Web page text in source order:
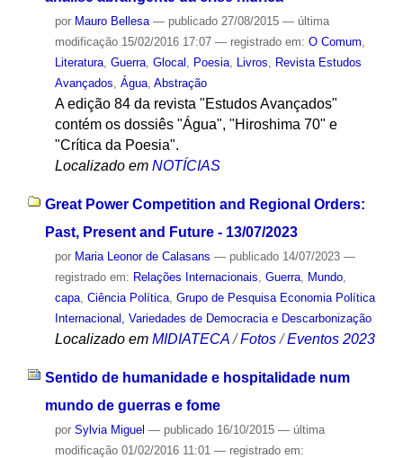
por Mauro Bellesa — publicado27/08/2015 — última
modificação15/02/2016 17:07 — registrado em: O Comum,
Literatura, Guerra, Glocal , Poesia, Livros, Revista Estudos
Avançados, Água, Abstração
A edição 84 da revista "Estudos Avançados"
contém os dossiês "Água", "Hiroshima 70" e
"Crítica da Poesia".
Localizado em NOTÍCIAS
Great Power Competition and Regional Orders:
Past, Present and Future - 13/07/2023
por Maria Leonor de Calasans — publicado14/07/2023 —
registrado em: Relações Internacionais Guerra, Mundo,
capa, Ciência Política, Grupo de Pesquisa Economia Política
Internacional, Variedades de Democracia e Descarbonização
Localizado em MIDIATECA /Fotos /Eventos 2023
Sentido de humanidade e hospitalidade num
mundo de guerras e fome
por Sylvia Miguel — publicado16/10/2015 — última
modificação01/02/2016 11:01 — registrado em: